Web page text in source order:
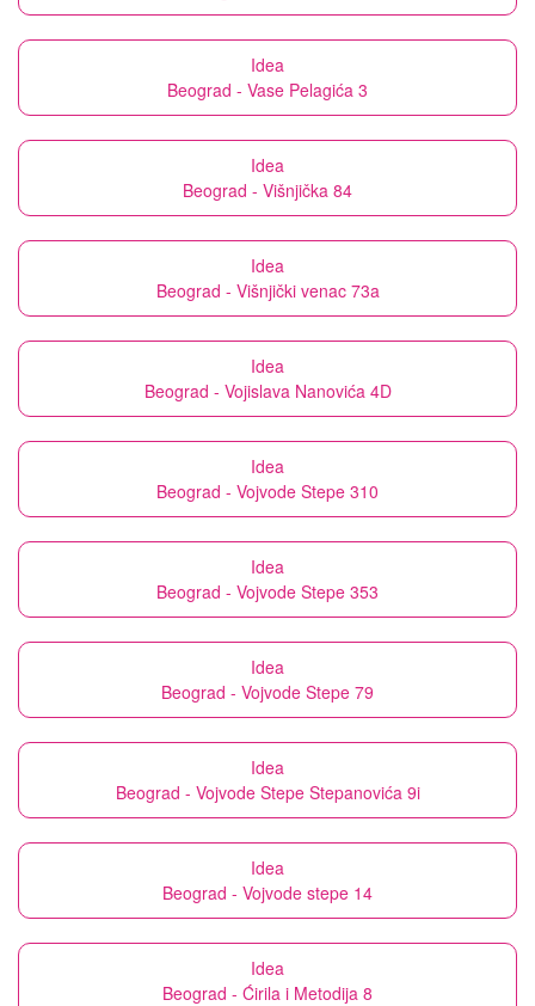
Idea
Beograd - Vase Pelagića 3
Idea
Beograd - Višnjička 84
Idea
Beograd - Višnjički venac 73a
Idea
Beograd - Vojislava Nanovića 4D
Idea
Beograd - Vojvode Stepe 310
Idea
Beograd - Vojvode Stepe 353
Idea
Beograd - Vojvode Stepe 79
Idea
Beograd - Vojvode Stepe Stepanovića 9i
Idea
Beograd - Vojvode stepe 14
Idea
Beograd - Ćirila i Metodija 8